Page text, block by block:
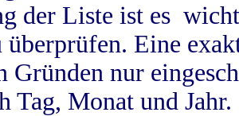
der Liste ist es
überprüfen. Eine
Gründen nur
Tag, Monat und Jahr.